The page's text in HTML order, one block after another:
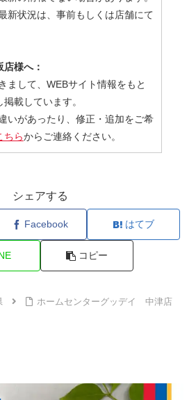
新状況は、事前もしくは店舗にて
様へ：
まして、WEBサイト情報をもと
載しています。
いがあったり、修正・追加をご希
ちらからご連絡ください。
シェアする
Facebook はてブ
コピー
ホームセンターグッデイ 中津店